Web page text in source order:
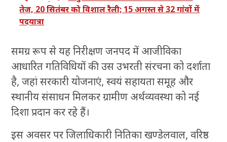
तेज, 20 सितंबर को विशाल रैली; 15 अगस्त से 32 गांवों में
पदयात्रा
समग्र रूप से यह निरीक्षण जनपद में आजीविका
आधारित गतिविधियों की उस उभरती संरचना को दर्शाता
है, जहां सरकारी योजनाएं, स्वयं सहायता समूह और
स्थानीय संसाधन मिलकर ग्रामीण अर्थव्यवस्था को नई
दिशा प्रदान कर रहे हैं।
इस अवसर पर जिलाधिकारी नितिका खण्डेलवाल, वरिष्ठ